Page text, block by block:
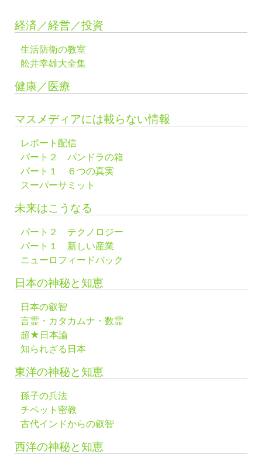
経済／経営／投資
生活防衛の教室
舩井幸雄大全集
健康／医療
マスメディアには載らない情報
レポート配信
パート２ パンドラの箱
パート１ ６つの真実
スーパーサミット
未来はこうなる
パート２ テクノロジー
パート１ 新しい産業
ニューロフィードバック
日本の神秘と知恵
日本の叡智
言霊・カタカムナ・数霊
超★日本論
知られざる日本
東洋の神秘と知恵
孫子の兵法
チベット密教
古代インドからの叡智
西洋の神秘と知恵